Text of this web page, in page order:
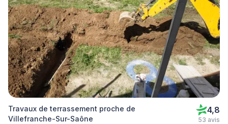
Travaux de terrassement proche de
Villefranche-Sur-Saône
4,8
53 avis